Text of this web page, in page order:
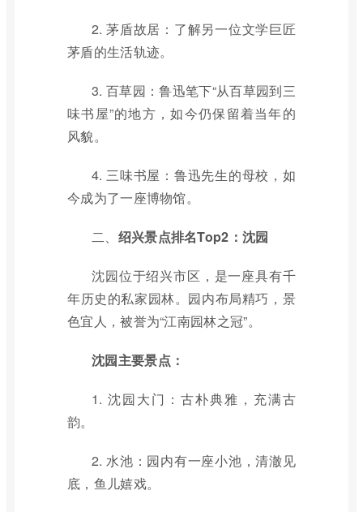
2. 茅盾故居：了解另一位文学巨匠
茅盾的生活轨迹。
3. 百草园：鲁迅笔下“从百草园到三
味书屋”的地方，如今仍保留着当年的
风貌。
4. 三味书屋：鲁迅先生的母校，如
今成为了一座博物馆。
二、 绍兴景点排名Top2：沈园
沈园位于绍兴市区，是一座具有千
年历史的私家园林。园内布局精巧，景
色宜人，被誉为“江南园林之冠”。
沈园主要景点：
1. 沈园大门：古朴典雅，充满古
韵。
2. 水池：园内有一座小池，清澈见
底，鱼儿嬉戏。